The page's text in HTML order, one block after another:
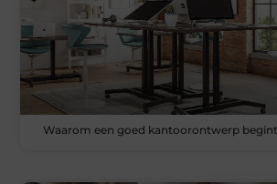
Waarom een goed kantoorontwerp